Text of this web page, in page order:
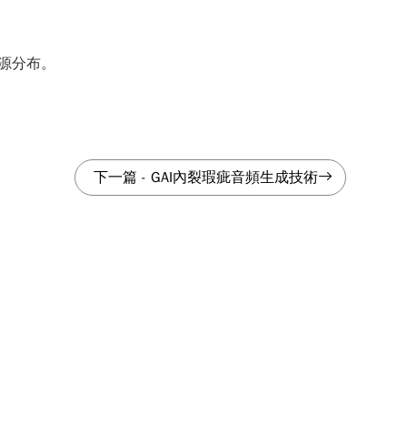
分布。
下一篇 - GAI內裂瑕疵音頻生成技術